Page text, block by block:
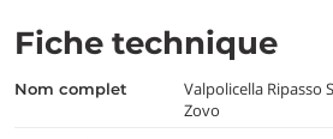
Fiche technique
nom complet
Valpolicella Ripasso
Zovo